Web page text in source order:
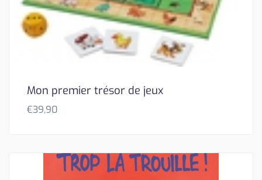
Mon premier trésor de jeux
€39,90